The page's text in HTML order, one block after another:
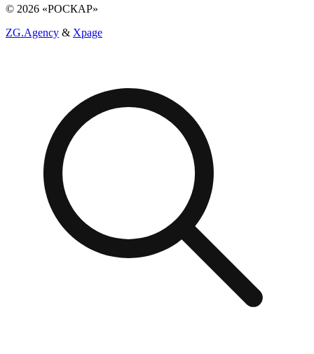
© 2026 «РОСКАР»
ZG.Agency & Xpage